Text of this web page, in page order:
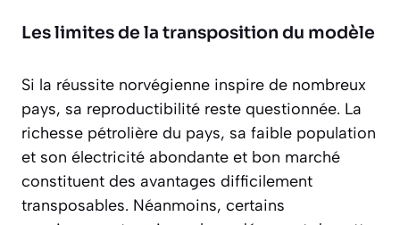
Les limites de la transposition du modèle
Si la réussite norvégienne inspire de nombreux
pays, sa reproductibilité reste questionnée. La
richesse pétrolière du pays, sa faible population
et son électricité abondante et bon marché
constituent des avantages difficilement
transposables. Néanmoins, certains